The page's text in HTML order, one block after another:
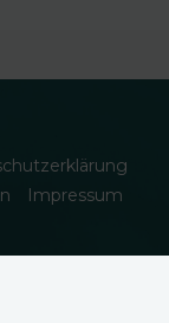
Impressum